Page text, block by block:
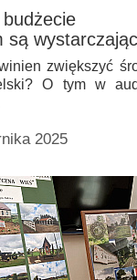
są
zwiększyć
O tym w
2025